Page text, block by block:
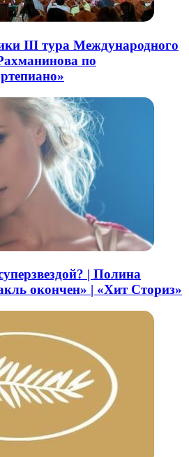
III тура Международного
по
| Полина
окончен» | «Хит Сториз»